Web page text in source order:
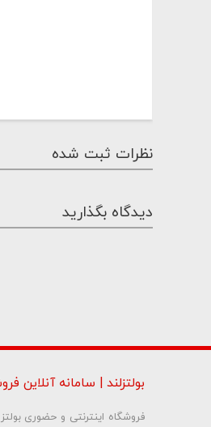
نظرات ثبت شده
دیدگاه بگذارید
بولتزلند | سامانه آنلاین
فروشگاه اینترنتی و حضوری